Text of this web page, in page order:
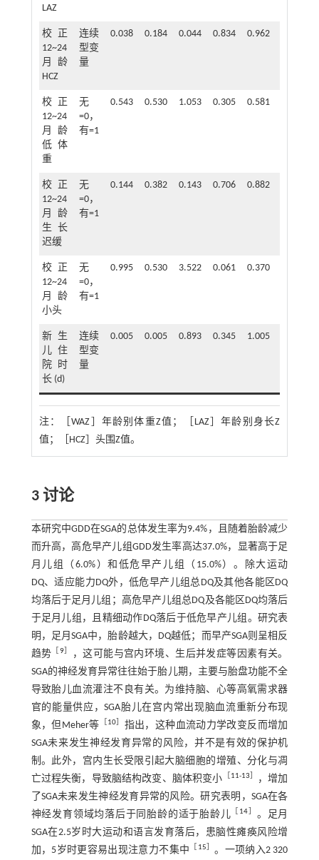
LAZ
校正
12~24
月龄
HCZ
连续
型变
量
0.038 0.184 0.044 0.834 0.962
校正
12~24
月龄
低体
重
无
=0，
有=1
0.543 0.530 1.053 0.305 0.581
校正
12~24
月龄
生长
迟缓
无
=0，
有=1
0.144 0.382 0.143 0.706 0.882
校正
12~24
月龄
小头
无
=0，
有=1
0.995 0.530 3.522 0.061 0.370
新生
儿住
院时
长 (d)
连续
型变
量
0.005 0.005 0.893 0.345 1.005
注：
［WAZ］年龄别体重Z值；［LAZ］年龄别身长Z
值；［HCZ］头围Z值。
3 讨论
本研究中GDD在SGA的总体发生率为9.4%，且随着胎龄减少
而升高，高危早产儿组GDD发生率高达37.0%，显著高于足
月儿组（6.0%）和低危早产儿组（15.0%）。除大运动
DQ、适应能力DQ外，低危早产儿组总DQ及其他各能区DQ
均落后于足月儿组；高危早产儿组总DQ及各能区DQ均落后
于足月儿组，且精细动作DQ落后于低危早产儿组。研究表
明，足月SGA中，胎龄越大，DQ越低；而早产SGA则呈相反
趋势
9］
，这可能与宫内环境、生后并发症等因素有关。
SGA的神经发育异常往往始于胎儿期，主要与胎盘功能不全
导致胎儿血流灌注不良有关。为维持脑、心等高氧需求器
官的能量供应，SGA胎儿在宫内常出现脑血流重新分布现
象，但Meher等
10］ 指出，这种血流动力学改变反而增加
SGA未来发生神经发育异常的风险，并不是有效的保护机
制。此外，宫内生长受限引起大脑细胞的增殖、分化与凋
亡过程失衡，导致脑结构改变、脑体积变小
11-13
，增加
了SGA未来发生神经发育异常的风险。研究表明，SGA在各
神经发育领域均落后于同胎龄的适于胎龄儿
14
。足月
SGA在2.5岁时大运动和语言发育落后，患脑性瘫痪风险增
加，5岁时更容易出现注意力不集中
15
。一项纳入2 320